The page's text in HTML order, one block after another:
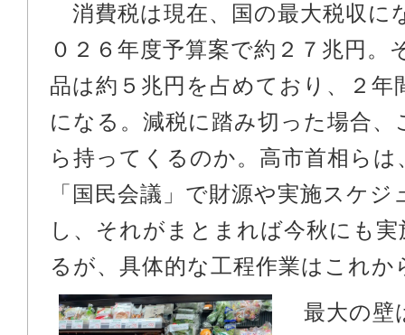
消費税は現在、国の最大税収に
０２６年度予算案で約２７兆円。
品は約５兆円を占めており、２年
になる。減税に踏み切った場合
ら持ってくるのか。高市首相らは
「国民会議」で財源や実施スケジ
し、それがまとまれば今秋にも
るが、具体的な工程作業はこれか
最大の壁